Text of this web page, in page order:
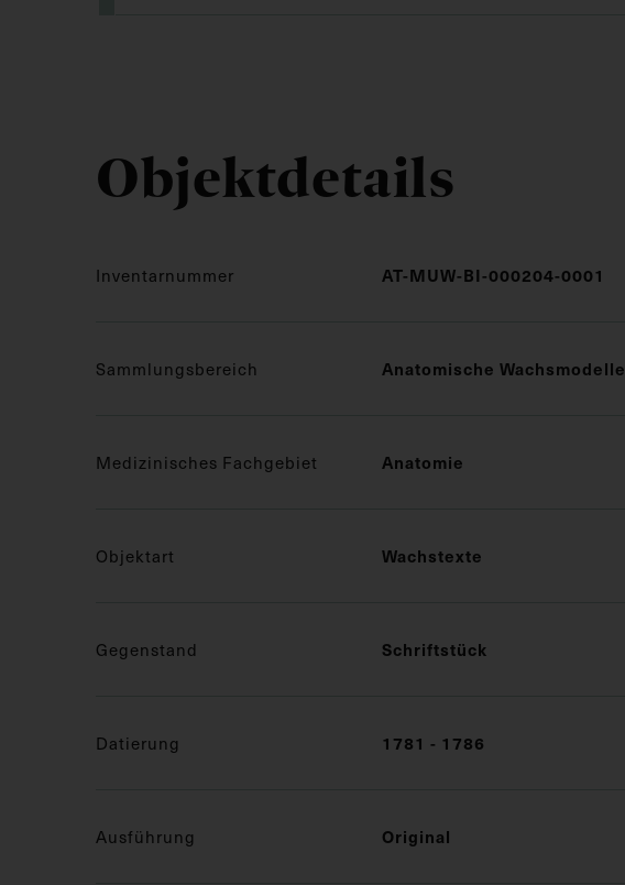
Objektdetails
Inventarnummer AT-MUW-BI-000204-0001
Sammlungsbereich Anatomische Wachsmodelle
Medizinisches Fachgebiet Anatomie
Objektart Wachstexte
Gegenstand Schriftstück
Datierung 1781 - 1786
Ausführung Original